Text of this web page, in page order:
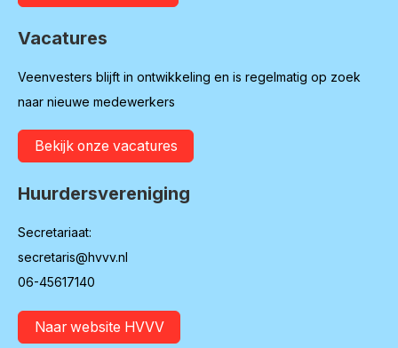
Vacatures
Veenvesters blijft in ontwikkeling en is regelmatig op zoek
naar nieuwe medewerkers
Bekijk onze vacatures
Huurdersvereniging
Secretariaat:
secretaris@hvvv.nl
06-45617140
Naar website HVVV